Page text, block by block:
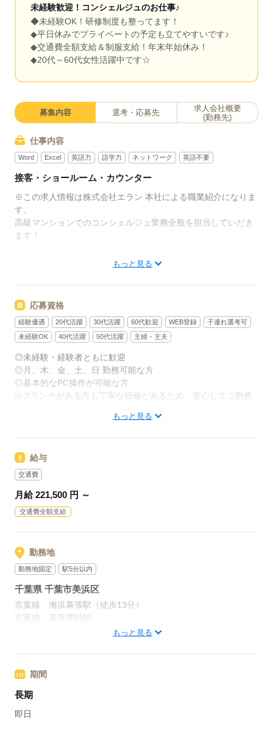
未経験歓迎！コンシェルジュのお仕事♪
◆未経験OK！研修制度も整ってます！
◆平日休みでプライベートの予定も立てやすいです♪
◆交通費全額支給＆制服支給！年末年始休み！
◆20代～60代女性活躍中です☆
募集内容 選考・応募先
求人会社概要
(勤務先)
仕事内容
Word Excel 英語力 語学力 ネットワーク 英語不要
接客・ショールーム・カウンター
※この求人情報は株式会社エラン 本社による職業紹介になりま
す。
高級マンションでのコンシェルジュ業務全般を担当していだき
ます！
◆会社に出勤する方や学校へ通学するお子様等、居住者様のお
見送り・お出迎え
◆ゲストルーム等の共用施設の予約受付やお問い合わせ対応
◆クリーニングのお取次ぎ
◆宅配便の配送手配のサポート
【こんな方にオススメ】
◎人と接することが好きな方
◎ホスピタリティ精神、おもてなしの心をお持ちの方
◎ブランクがある方も丁寧な研修があるため、安心してご勤務
未経験からご入社されている方活躍中！
接客経験・コール経験ある方大歓迎！
エントリーお待ちしております♪
もっと見る
応募資格
経験優遇 20代活躍 30代活躍 60代歓迎 WEB登録
子連れ選考可
未経験OK
40代活躍 50代活躍 主婦・主夫
◎未経験・経験者ともに歓迎
◎月、木、金、土、日 勤務可能な方
◎基本的なPC操作が可能な方
◎ブランクがある方も丁寧な研修があるため、安心してご勤務
◎責任感をもち、誠実な行動をとれる方
◎ホスピタリティ精神、おもてなしの心をお持ちの方
もっと見る
給与
交通費
月給 221,500 円 ～
交通費全額支給
勤務地
勤務地固定 駅5分以内
千葉県 千葉市美浜区
京葉線 海浜幕張駅（徒歩13分）
京葉線 幕張豊砂駅
もっと見る
期間
長期
即日